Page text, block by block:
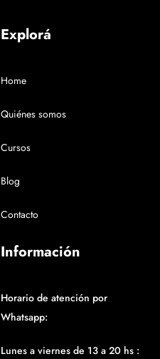
Explorá
Home
Quiénes somos
Cursos
Blog
Contacto
Información
Horario de atención por
Whatsapp:
Lunes a viernes de 13 a 20 hs :